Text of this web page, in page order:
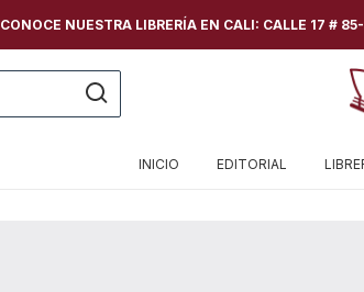
CONOCE NUESTRA LIBRERÍA EN CALI: CALLE 17 #
INICIO EDITORIAL